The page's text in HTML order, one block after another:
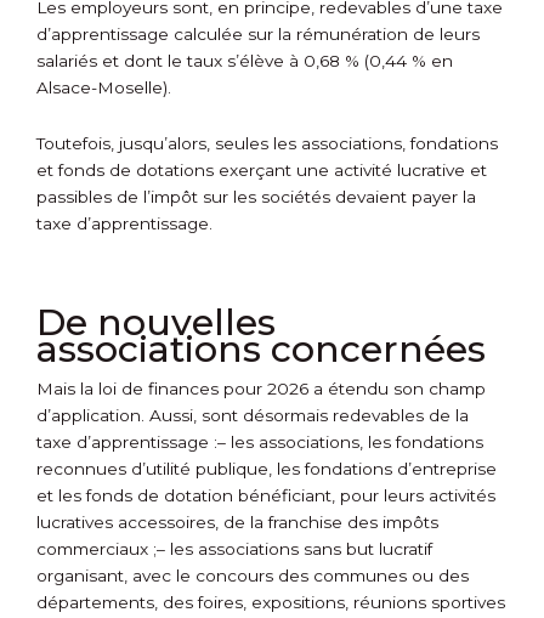
Les employeurs sont, en principe, redevables d’une taxe
d’apprentissage calculée sur la rémunération de leurs
salariés et dont le taux s’élève à 0,68 % (0,44 % en
Alsace-Moselle).
Toutefois, jusqu’alors, seules les associations, fondations
et fonds de dotations exerçant une activité lucrative et
passibles de l’impôt sur les sociétés devaient payer la
taxe d’apprentissage.
De nouvelles
associations concernées
Mais la loi de finances pour 2026 a étendu son champ
d’application. Aussi, sont désormais redevables de la
taxe d’apprentissage :– les associations, les fondations
reconnues d’utilité publique, les fondations d’entreprise
et les fonds de dotation bénéficiant, pour leurs activités
lucratives accessoires, de la franchise des impôts
commerciaux ;– les associations sans but lucratif
organisant, avec le concours des communes ou des
départements, des foires, expositions, réunions sportives